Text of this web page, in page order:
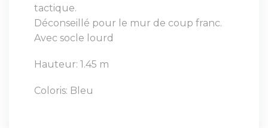
tactique.
Déconseillé pour le mur de coup franc.
Avec socle lourd
Hauteur: 1.45 m
Coloris: Bleu